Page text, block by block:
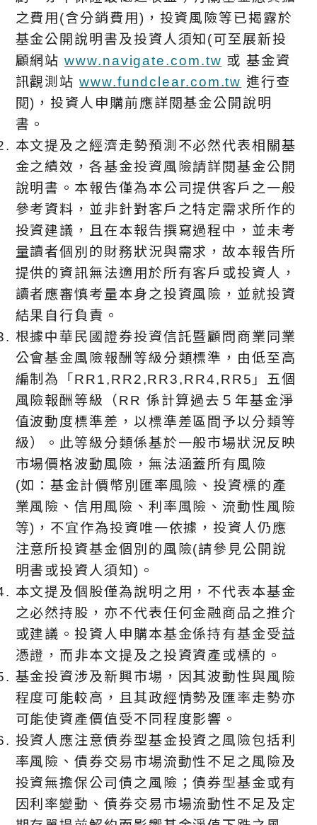
之費用(含分銷費用)，投資風險等已揭露於
基金公開說明書及投資人須知(可至展新投
顧網站www.navigate.com.tw 或 基金資
訊觀測站www.fundclear.com.tw 進行查
閱)，投資人申購前應詳閱基金公開說明
書。
本文提及之經濟走勢預測不必然代表相關基
金之績效，各基金投資風險請詳閱基金公開
說明書。本報告僅為本公司提供客戶之一般
參考資料，並非針對客戶之特定需求所作的
投資建議，且在本報告撰寫過程中，並未考
量讀者個別的財務狀況與需求，故本報告所
提供的資訊無法適用於所有客戶或投資人，
讀者應審慎考量本身之投資風險，並就投資
結果自行負責。
根據中華⺠國證券投資信託暨顧問商業同業
公會基金風險報酬等級分類標準，由低至高
編制為「RR1,RR2,RR3,RR4,RR5」五個
風險報酬等級（RR 係計算過去５年基金淨
值波動度標準差，以標準差區間予以分類等
級）。此等級分類係基於⼀般市場狀況反映
市場價格波動風險，無法涵蓋所有風險
(如：基金計價幣別匯率風險、投資標的產
業風險、信用風險、利率風險、流動性風險
等)，不宜作為投資唯⼀依據，投資人仍應
注意所投資基金個別的風險(請參見公開說
明書或投資人須知)。
本文提及個股僅為說明之用，不代表本基金
之必然持股，亦不代表任何金融商品之推介
或建議。投資人申購本基金係持有基金受益
憑證，而非本文提及之投資資產或標的。
基金投資涉及新興市場，因其波動性與風險
程度可能較高，且其政經情勢及匯率走勢亦
可能使資產價值受不同程度影響。
投資人應注意債券型基金投資之風險包括利
率風險、債券交易市場流動性不足之風險及
投資無擔保公司債之風險；債券型基金或有
因利率變動、債券交易市場流動性不足及定